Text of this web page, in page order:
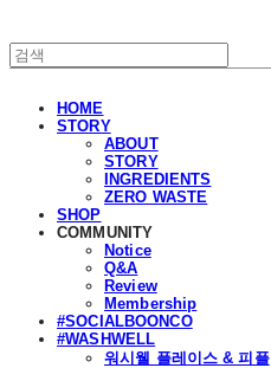
HOME
STORY
ABOUT
STORY
INGREDIENTS
ZERO WASTE
SHOP
COMMUNITY
Notice
Q&A
Review
Membership
#SOCIALBOONCO
#WASHWELL
워시웰 플레이스 & 피플